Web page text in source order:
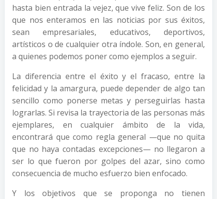
hasta bien entrada la vejez, que vive feliz. Son de los
que nos enteramos en las noticias por sus éxitos,
sean empresariales, educativos, deportivos,
artísticos o de cualquier otra índole. Son, en general,
a quienes podemos poner como ejemplos a seguir.
La diferencia entre el éxito y el fracaso, entre la
felicidad y la amargura, puede depender de algo tan
sencillo como ponerse metas y perseguirlas hasta
lograrlas. Si revisa la trayectoria de las personas más
ejemplares, en cualquier ámbito de la vida,
encontrará que como regla general —que no quita
que no haya contadas excepciones— no llegaron a
ser lo que fueron por golpes del azar, sino como
consecuencia de mucho esfuerzo bien enfocado.
Y los objetivos que se proponga no tienen